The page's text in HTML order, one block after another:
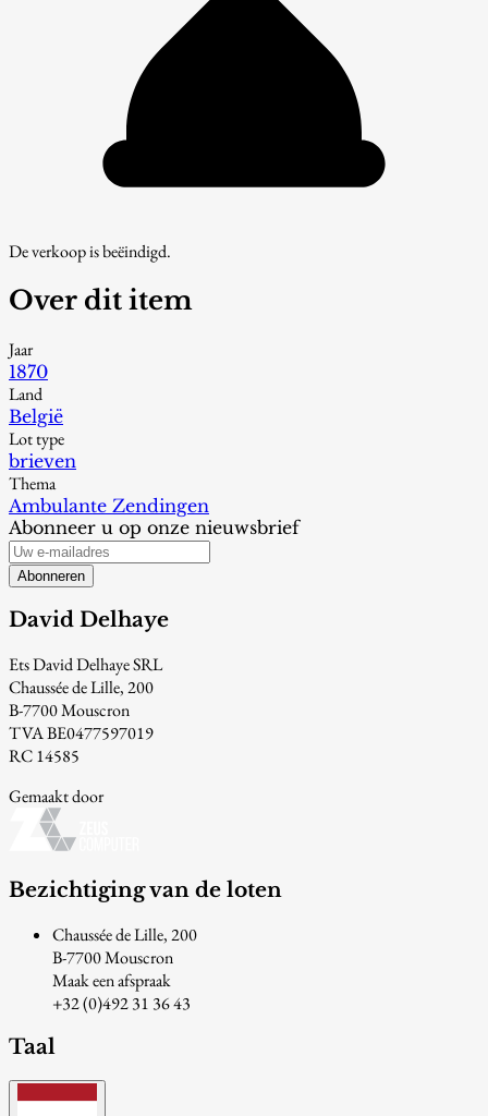
De verkoop is beëindigd.
Over dit item
Jaar
1870
Land
België
Lot type
brieven
Thema
Ambulante Zendingen
Abonneer u op onze nieuwsbrief
Abonneren
David Delhaye
Ets David Delhaye SRL
Chaussée de Lille, 200
B-7700 Mouscron
TVA BE0477597019
RC 14585
Gemaakt door
Bezichtiging van de loten
Chaussée de Lille, 200
B-7700 Mouscron
Maak een afspraak
+32 (0)492 31 36 43
Taal